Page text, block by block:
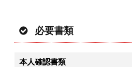
必要書類
本人確認書類